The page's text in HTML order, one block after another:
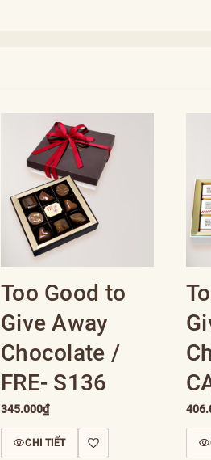
Too Good to
Give Away
Chocolate /
FRE- S136
345.000₫
CHI TIẾT